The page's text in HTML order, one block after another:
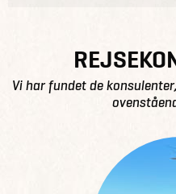
Vi har fundet de